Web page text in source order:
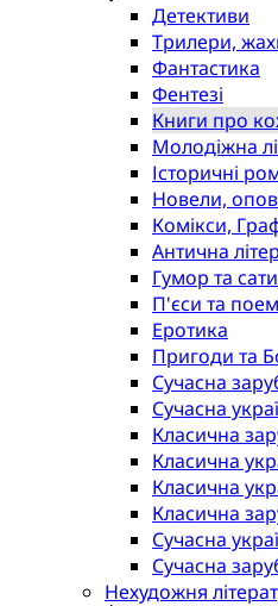
Детективи
Трилери,
Фантастика
Фентезі
Книги про
Молодіжна
Історичні
Новели,
Комікси,
Антична
Гумор та
П'єси та
Еротика
Пригоди та
Сучасна
Сучасна
Класична
Класична
Класична
Класична
Сучасна
Сучасна
Нехудожня